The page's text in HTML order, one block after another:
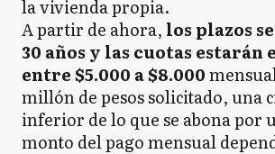
la vivienda propia.
A partir de ahora, los plazos
30 años y las cuotas estarán
entre $5.000 a $8.000
millón de pesos solicitado, una
inferior de lo que se abona por
monto del pago mensual